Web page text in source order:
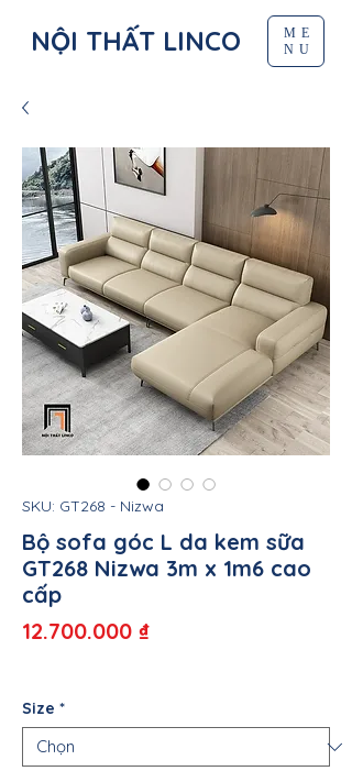
NỘI THẤT LINCO
ME
NU
SKU: GT268 - Nizwa
Bộ sofa góc L da kem sữa
GT268 Nizwa 3m x 1m6 cao
cấp
12.700.000 ₫Giá
Size *